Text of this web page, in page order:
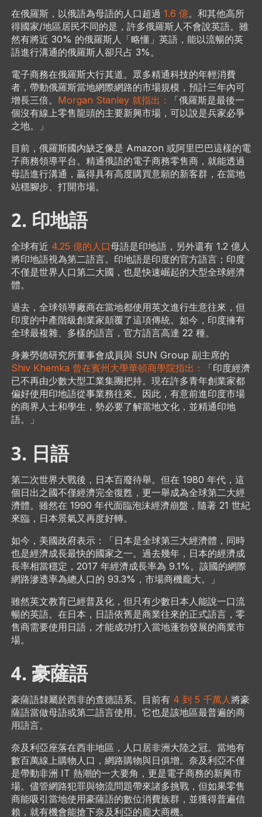
在俄羅斯，以俄語為母語的人口超過 1.6 億。和其他高所
得國家/地區居民不同的是，許多俄羅斯人不會說英語。雖
然有將近 30% 的俄羅斯人「略懂」英語，能以流暢的英
語進行溝通的俄羅斯人卻只占 3%。
電子商務在俄羅斯大行其道。眾多精通科技的年輕消費
者，帶動俄羅斯當地網際網路的市場規模，預計三年內可
增長三倍。 Morgan Stanley 就指出：
「俄羅斯是最後一
個沒有線上零售龍頭的主要新興市場，可以說是兵家必爭
之地。」
目前，俄羅斯國內缺乏像是 Amazon 或阿里巴巴這樣的電
子商務領導平台。精通俄語的電子商務零售商，就能透過
母語進行溝通，贏得具有高度購買意願的新客群，在當地
站穩腳步、打開市場。
2. 印地語
全球有近 4.25 億的人口母語是印地語，另外還有 1.2 億人
將印地語視為第二語言。印地語是印度的官方語言；印度
不僅是世界人口第二大國，也是快速崛起的大型全球經濟
體。
過去，全球領導廠商在當地都使用英文進行生意往來，但
印度的中產階級創業家顛覆了這項傳統。如今，印度擁有
全球最複雜、多樣的語言，官方語言高達 22 種。
身兼勞德研究所董事會成員與 SUN Group 副主席的
Shiv Khemka 曾在賓州大學華頓商學院指出：
「印度經濟
已不再由少數大型工業集團把持。現在許多青年創業家都
偏好使用印地語從事業務往來。因此，有意前進印度市場
的商界人士和學生，勢必要了解當地文化，並精通印地
語。」
3. 日語
第二次世界大戰後，日本百廢待舉。但在 1980 年代，這
個日出之國不僅經濟完全復甦，更一舉成為全球第二大經
濟體。雖然在 1990 年代面臨泡沫經濟崩盤，隨著 21 世紀
來臨，日本景氣又再度好轉。
如今，美國政府表示：「日本是全球第三大經濟體，同時
也是經濟成長最快的國家之一。過去幾年，日本的經濟成
長率相當穩定，2017 年經濟成長率為 9.1%。該國的網際
網路滲透率為總人口的 93.3%，市場商機龐大。」
雖然英文教育已經普及化，但只有少數日本人能說一口流
暢的英語。在日本，日語依舊是商業往來的正式語言，零
售商需要使用日語，才能成功打入當地蓬勃發展的商業市
場。
4. 豪薩語
豪薩語隸屬於西非的查德語系。目前有 4 到 5 千萬人 將豪
薩語當做母語或第二語言使用。它也是該地區最普遍的商
用語言。
奈及利亞座落在西非地區，人口居非洲大陸之冠。當地有
數百萬線上購物人口，網路購物與日俱增。奈及利亞不僅
是帶動非洲 IT 熱潮的一大要角，更是電子商務的新興市
場。儘管網路犯罪與物流問題帶來諸多挑戰，但如果零售
商能吸引當地使用豪薩語的數位消費族群，並獲得普遍信
賴，就有機會能搶下奈及利亞的龐大商機。